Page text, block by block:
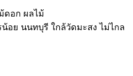
ดอก ผลไม้
อย นนทบุรี ใกล้วัดมะสง ไม่ไกล